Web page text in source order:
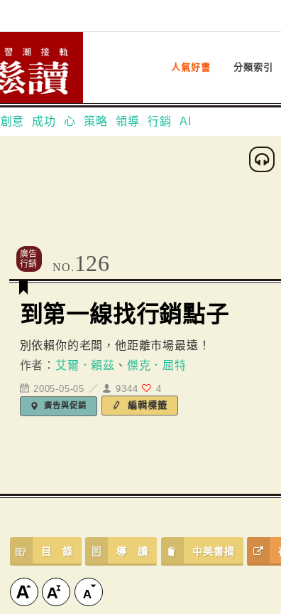
人氣好書 分類索引
創意 成功 心 策略 領導 行銷 AI
廣告
行銷
NO. 126
到第一線找行銷點子
別依賴你的老闆，他距離市場最遠！
作者： 艾爾．賴茲 、 傑克．屈特
2005-05-05 ／ 9344 4
廣告與促銷 編輯標籤
目 錄 導 讀 中英書摘